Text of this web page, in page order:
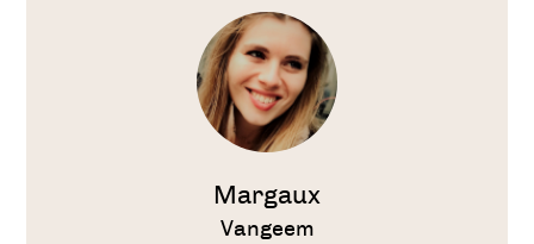
Margaux
Vangeem